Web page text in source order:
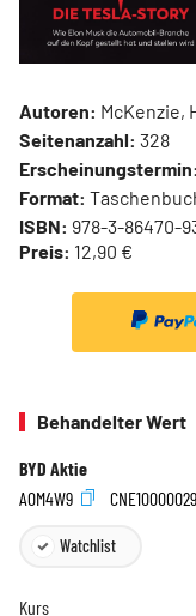
Autoren: McKenzie,
Seitenanzahl: 328
Erscheinungstermin:
Format:
ISBN: 978-3-86470-
Preis: 12,90 €
Behandelter Wert
BYD Aktie
A0M4W9
Watchlist
Kurs